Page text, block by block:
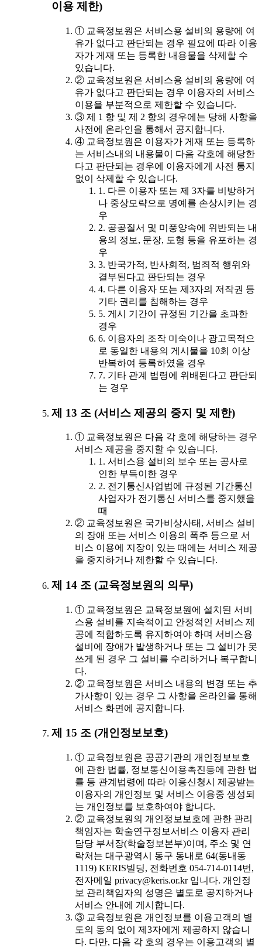
이용 제한)
① 교육정보원은 서비스용 설비의 용량에 여
유가 없다고 판단되는 경우 필요에 따라 이용
자가 게재 또는 등록한 내용물을 삭제할 수
있습니다.
② 교육정보원은 서비스용 설비의 용량에 여
유가 없다고 판단되는 경우 이용자의 서비스
이용을 부분적으로 제한할 수 있습니다.
③ 제 1 항 및 제 2 항의 경우에는 당해 사항을
사전에 온라인을 통해서 공지합니다.
④ 교육정보원은 이용자가 게재 또는 등록하
는 서비스내의 내용물이 다음 각호에 해당한
다고 판단되는 경우에 이용자에게 사전 통지
없이 삭제할 수 있습니다.
1. 다른 이용자 또는 제 3자를 비방하거
나 중상모략으로 명예를 손상시키는 경
우
2. 공공질서 및 미풍양속에 위반되는 내
용의 정보, 문장, 도형 등을 유포하는 경
우
3. 반국가적, 반사회적, 범죄적 행위와
결부된다고 판단되는 경우
4. 다른 이용자 또는 제3자의 저작권 등
기타 권리를 침해하는 경우
5. 게시 기간이 규정된 기간을 초과한
경우
6. 이용자의 조작 미숙이나 광고목적으
로 동일한 내용의 게시물을 10회 이상
반복하여 등록하였을 경우
7. 기타 관계 법령에 위배된다고 판단되
는 경우
제 13 조 (서비스 제공의 중지 및 제한)
① 교육정보원은 다음 각 호에 해당하는 경우
서비스 제공을 중지할 수 있습니다.
1. 서비스용 설비의 보수 또는 공사로
인한 부득이한 경우
2. 전기통신사업법에 규정된 기간통신
사업자가 전기통신 서비스를 중지했을
때
② 교육정보원은 국가비상사태, 서비스 설비
의 장애 또는 서비스 이용의 폭주 등으로 서
비스 이용에 지장이 있는 때에는 서비스 제공
을 중지하거나 제한할 수 있습니다.
제 14 조 (교육정보원의 의무)
① 교육정보원은 교육정보원에 설치된 서비
스용 설비를 지속적이고 안정적인 서비스 제
공에 적합하도록 유지하여야 하며 서비스용
설비에 장애가 발생하거나 또는 그 설비가 못
쓰게 된 경우 그 설비를 수리하거나 복구합니
다.
② 교육정보원은 서비스 내용의 변경 또는 추
가사항이 있는 경우 그 사항을 온라인을 통해
서비스 화면에 공지합니다.
제 15 조 (개인정보보호)
① 교육정보원은 공공기관의 개인정보보호
에 관한 법률, 정보통신이용촉진등에 관한 법
률 등 관계법령에 따라 이용신청시 제공받는
이용자의 개인정보 및 서비스 이용중 생성되
는 개인정보를 보호하여야 합니다.
② 교육정보원의 개인정보보호에 관한 관리
책임자는 학술연구정보서비스 이용자 관리
담당 부서장(학술정보본부)이며, 주소 및 연
락처는 대구광역시 동구 동내로 64(동내동
1119) KERIS빌딩, 전화번호 054-714-0114번,
전자메일 privacy@keris.or.kr 입니다. 개인정
보 관리책임자의 성명은 별도로 공지하거나
서비스 안내에 게시합니다.
③ 교육정보원은 개인정보를 이용고객의 별
도의 동의 없이 제3자에게 제공하지 않습니
다. 다만, 다음 각 호의 경우는 이용고객의 별